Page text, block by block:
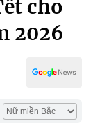
cho
2026